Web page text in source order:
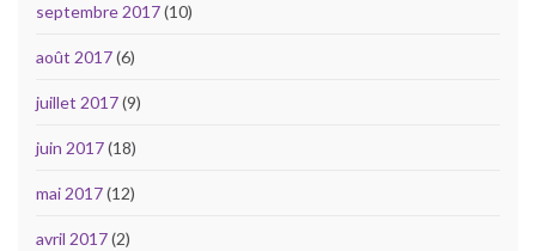
septembre 2017(10)
août 2017(6)
juillet 2017(9)
juin 2017(18)
mai 2017(12)
avril 2017(2)